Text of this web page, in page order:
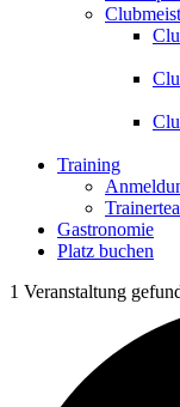
Training
Gastronomie
Platz buchen
1 Veranstaltung